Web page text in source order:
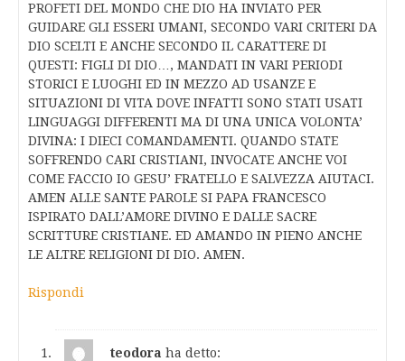
PROFETI DEL MONDO CHE DIO HA INVIATO PER
GUIDARE GLI ESSERI UMANI, SECONDO VARI CRITERI DA
DIO SCELTI E ANCHE SECONDO IL CARATTERE DI
QUESTI: FIGLI DI DIO…, MANDATI IN VARI PERIODI
STORICI E LUOGHI ED IN MEZZO AD USANZE E
SITUAZIONI DI VITA DOVE INFATTI SONO STATI USATI
LINGUAGGI DIFFERENTI MA DI UNA UNICA VOLONTA’
DIVINA: I DIECI COMANDAMENTI. QUANDO STATE
SOFFRENDO CARI CRISTIANI, INVOCATE ANCHE VOI
COME FACCIO IO GESU’ FRATELLO E SALVEZZA AIUTACI.
AMEN ALLE SANTE PAROLE SI PAPA FRANCESCO
ISPIRATO DALL’AMORE DIVINO E DALLE SACRE
SCRITTURE CRISTIANE. ED AMANDO IN PIENO ANCHE
LE ALTRE RELIGIONI DI DIO. AMEN.
Rispondi
teodora ha detto: